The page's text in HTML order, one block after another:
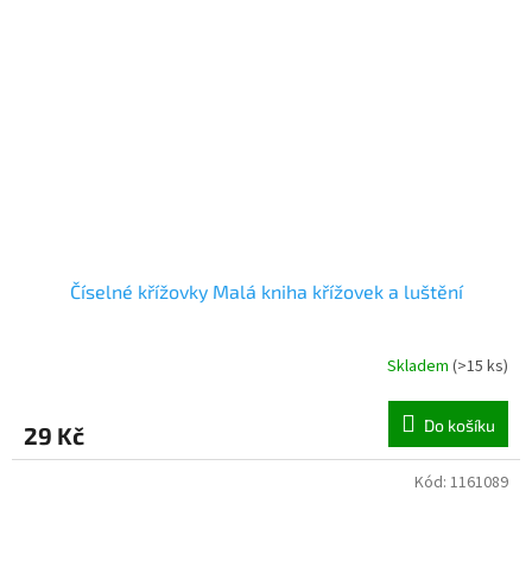
Číselné křížovky Malá kniha křížovek a luštění
Skladem (>15 ks)
29 Kč Do košíku
Kód: 1161089